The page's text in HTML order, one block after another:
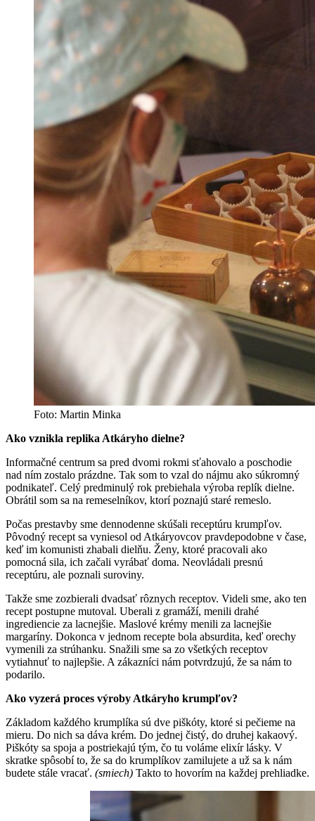
Foto: Martin Minka
Ako vznikla replika Atkáryho dielne?
Informačné centrum sa pred dvomi rokmi sťahovalo a poschodie
nad ním zostalo prázdne. Tak som to vzal do nájmu ako súkromný
podnikateľ. Celý predminulý rok prebiehala výroba replík dielne.
Obrátil som sa na remeselníkov, ktorí poznajú staré remeslo.
Počas prestavby sme dennodenne skúšali receptúru krumpľov.
Pôvodný recept sa vyniesol od Atkáryovcov pravdepodobne v čase,
keď im komunisti zhabali dielňu. Ženy, ktoré pracovali ako
pomocná sila, ich začali vyrábať doma. Neovládali presnú
receptúru, ale poznali suroviny.
Takže sme zozbierali dvadsať rôznych receptov. Videli sme, ako ten
recept postupne mutoval. Uberali z gramáží, menili drahé
ingrediencie za lacnejšie. Maslové krémy menili za lacnejšie
margaríny. Dokonca v jednom recepte bola absurdita, keď orechy
vymenili za strúhanku. Snažili sme sa zo všetkých receptov
vytiahnuť to najlepšie. A zákazníci nám potvrdzujú, že sa nám to
podarilo.
Ako vyzerá proces výroby Atkáryho krumpľov?
Základom každého krumplíka sú dve piškóty, ktoré si pečieme na
mieru. Do nich sa dáva krém. Do jednej čistý, do druhej kakaový.
Piškóty sa spoja a postriekajú tým, čo tu voláme elixír lásky. V
skratke spôsobí to, že sa do krumplíkov zamilujete a už sa k nám
budete stále vracať. (smiech) Takto to hovorím na každej prehliadke.